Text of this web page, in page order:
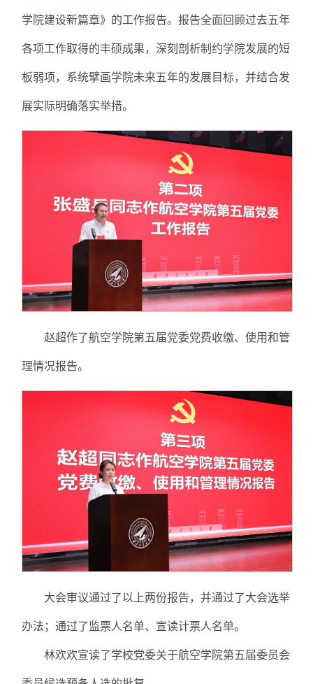
学院建设新篇章》的工作报告。报告全面回顾过去五年
各项工作取得的丰硕成果，深刻剖析制约学院发展的短
板弱项，系统擘画学院未来五年的发展目标，并结合发
展实际明确落实举措。
赵超作了航空学院第五届党委党费收缴、使用和管
理情况报告。
大会审议通过了以上两份报告，并通过了大会选举
办法；通过了监票人名单、宣读计票人名单。
林欢欢宣读了学校党委关于航空学院第五届委员会